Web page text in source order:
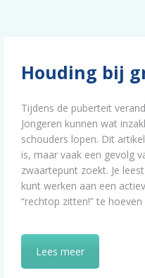
Houding bij
Tijdens de puberteit
Jongeren kunnen wat
schouders lopen. Dit
is, maar vaak een gevolg
zwaartepunt zoekt. Je
kunt werken aan een
“rechtop zitten!” te hoeven
Lees meer